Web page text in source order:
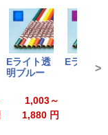
Eライト透
明ブルー
1,003～
1,880 円
Eライト
>